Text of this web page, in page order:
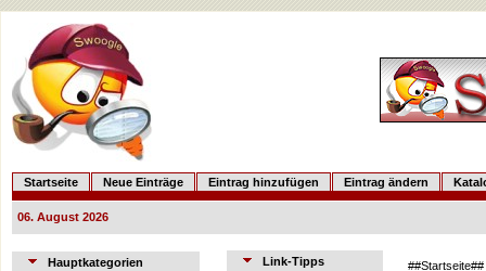
Startseite Neue Einträge Eintrag hinzufügen Eintrag ändern
06. August 2026
Hauptkategorien
Link-Tipps
##Startseite##